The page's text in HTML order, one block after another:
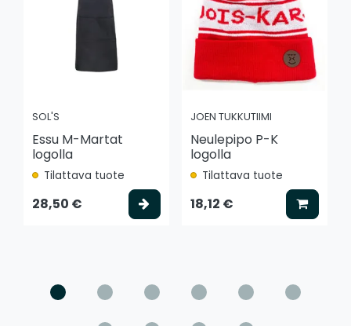
SOL'S
Essu M-Martat
logolla
Tilattava tuote
28,50 € Valitse vaihtoehto
JOEN TUKKUTIIMI
Neulepipo P-K
logolla
Tilattava tuote
18,12 € Lisää